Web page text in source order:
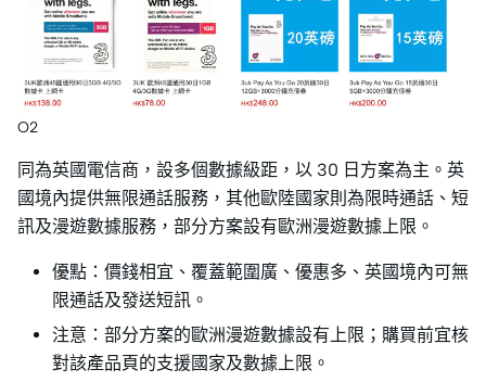
O2
同為英國電信商，設多個數據級距，以 30 日方案為主。英
國境內提供無限通話服務，其他歐陸國家則為限時通話、短
訊及漫遊數據服務，部分方案設有歐洲漫遊數據上限。
優點：價錢相宜、覆蓋範圍廣、優惠多、英國境內可無
限通話及發送短訊。
注意：部分方案的歐洲漫遊數據設有上限；購買前宜核
對該產品頁的支援國家及數據上限。